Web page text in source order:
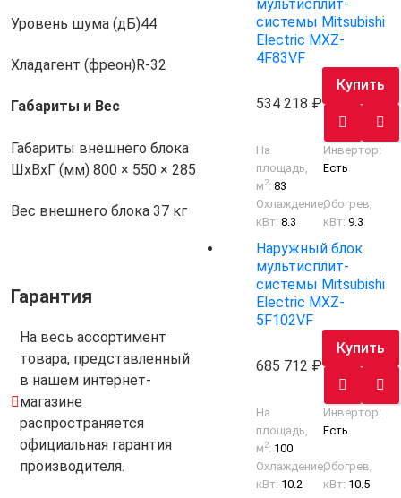
Уровень шума (дБ)44
Хладагент (фреон)R-32
Габариты и Вес
Габариты внешнего блока
ШхВхГ (мм) 800 × 550 × 285
Вес внешнего блока 37 кг
Гарантия
На весь ассортимент
товара, представленный
в нашем интернет-
магазине
распространяется
официальная гарантия
производителя.
мультисплит-
системы Mitsubishi
Electric MXZ-
4F83VF
534 218
Купить
На
площадь,
м2:83
Инвертор:
Есть
Охлаждение,
кВт:8.3
Обогрев,
кВт:9.3
Наружный блок
мультисплит-
системы Mitsubishi
Electric MXZ-
5F102VF
685 712
Купить
На
площадь,
м2: 100
Инвертор:
Есть
Охлаждение,
кВт: 10.2
Обогрев,
кВт: 10.5